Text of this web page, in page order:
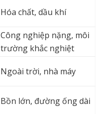
Hóa chất, dầu khí
Công nghiệp nặng, môi
trường khắc nghiệt
Ngoài trời, nhà máy
Bồn lớn, đường ống dài